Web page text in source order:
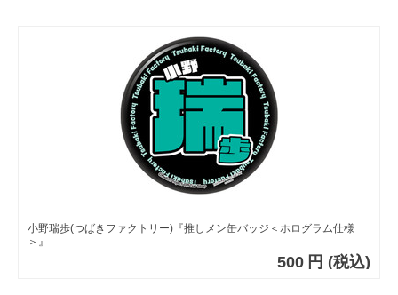
小野瑞歩(つばきファクトリー)『推しメン缶バッジ＜ホログラム仕様
＞』
500 円 (税込)